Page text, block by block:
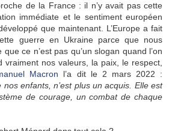
de la France : il n’y avait pas cette
immédiate et le sentiment européen
que maintenant. L’Europe a fait
guerre en Ukraine parce que nous
ce n’est pas qu’un slogan quand l’on
vraiment nos valeurs, la paix, le respect,
Macron l’a dit le 2 mars 2022 :
enfants, n’est plus un acquis. Elle est
de courage, un combat de chaque